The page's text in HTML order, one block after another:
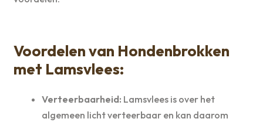
Voordelen van Hondenbrokken
met Lamsvlees:
Verteerbaarheid: Lamsvlees is over het
algemeen licht verteerbaar en kan daarom